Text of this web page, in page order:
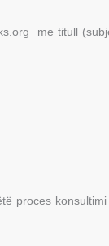
me titull
proces